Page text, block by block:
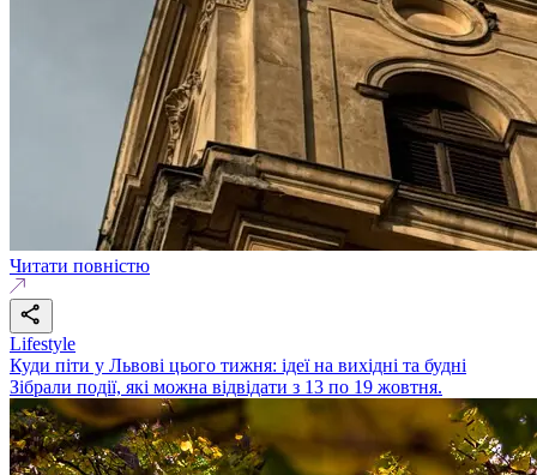
Читати повністю
Lifestyle
Куди піти у Львові цього тижня: ідеї на вихідні та будні
Зібрали події, які можна відвідати з 13 по 19 жовтня.